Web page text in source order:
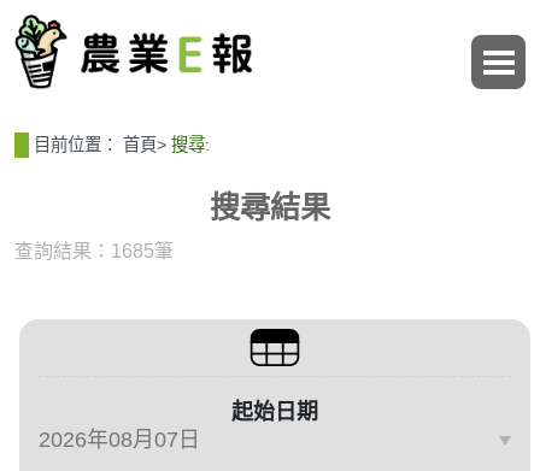
目前位置： 首頁> 搜尋:
搜尋結果
查詢結果：1685筆
篩選與搜尋條件
起始日期